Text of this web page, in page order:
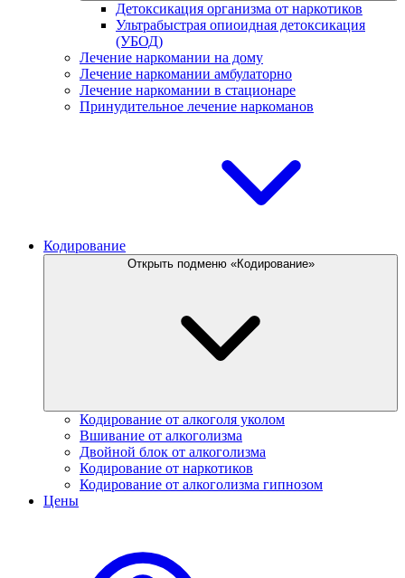
Детоксикация организма от наркотиков
Ультрабыстрая опиоидная детоксикация
(УБОД)
Лечение наркомании на дому
Лечение наркомании амбулаторно
Лечение наркомании в стационаре
Принудительное лечение наркоманов
Кодирование
Открыть подменю «Кодирование»
Кодирование от алкоголя уколом
Вшивание от алкоголизма
Двойной блок от алкоголизма
Кодирование от наркотиков
Кодирование от алкоголизма гипнозом
Цены